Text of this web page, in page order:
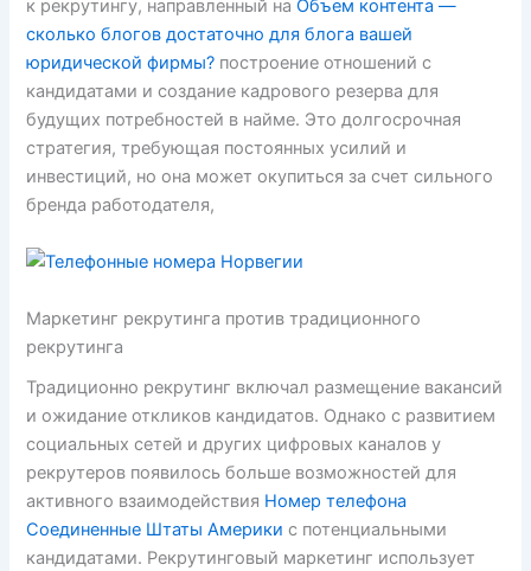
к рекрутингу, направленный наОбъем контента —
сколько блогов достаточно для блога вашей
юридической фирмы? построение отношений с
кандидатами и создание кадрового резерва для
будущих потребностей в найме. Это долгосрочная
стратегия, требующая постоянных усилий и
инвестиций, но она может окупиться за счет сильного
бренда работодателя,
Маркетинг рекрутинга против традиционного
рекрутинга
Традиционно рекрутинг включал размещение вакансий
и ожидание откликов кандидатов. Однако с развитием
социальных сетей и других цифровых каналов у
рекрутеров появилось больше возможностей для
активного взаимодействия Номер телефона
Соединенные Штаты Америки с потенциальными
кандидатами. Рекрутинговый маркетинг использует